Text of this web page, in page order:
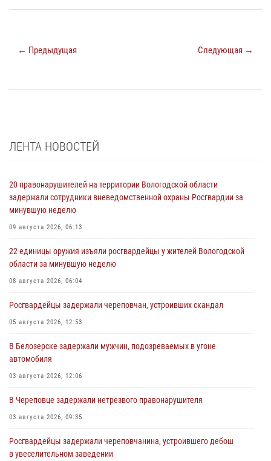
← Предыдущая Следующая →
ЛЕНТА НОВОСТЕЙ
20 правонарушителей на территории Вологодской области
задержали сотрудники вневедомственной охраны Росгвардии за
минувшую неделю
09 августа 2026, 06:13
22 единицы оружия изъяли росгвардейцы у жителей Вологодской
области за минувшую неделю
08 августа 2026, 06:04
Росгвардейцы задержали череповчан, устроивших скандал
05 августа 2026, 12:53
В Белозерске задержали мужчин, подозреваемых в угоне
автомобиля
03 августа 2026, 12:06
В Череповце задержали нетрезвого правонарушителя
03 августа 2026, 09:35
Росгвардейцы задержали череповчанина, устроившего дебош
в увеселительном заведении